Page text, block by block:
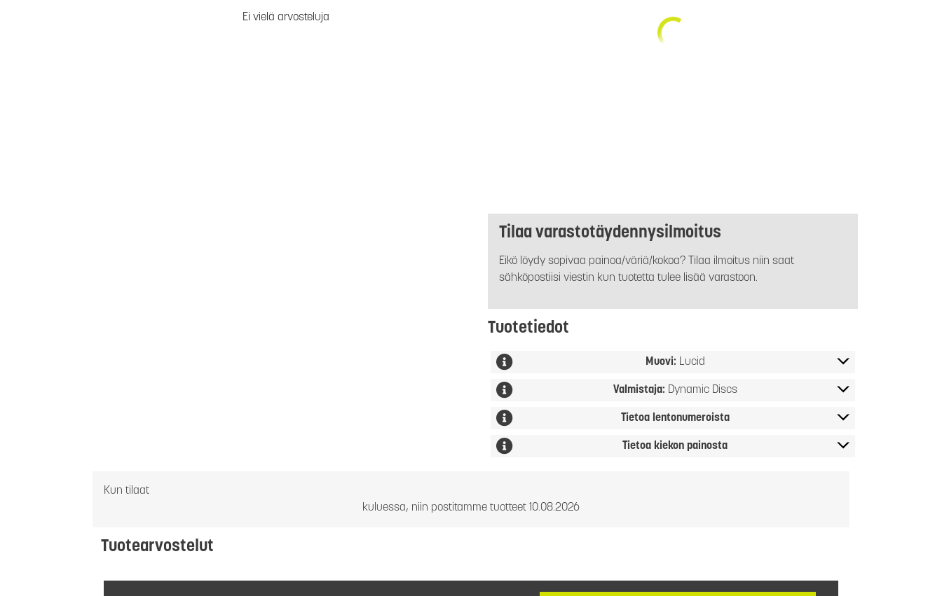
Ei vielä arvosteluja
Tilaa varastotäydennysilmoitus
Eikö löydy sopivaa painoa/väriä/kokoa? Tilaa ilmoitus niin saat
sähköpostiisi viestin kun tuotetta tulee lisää varastoon.
Tuotetiedot
Muovi: Lucid
Valmistaja: Dynamic Discs
Tietoa lentonumeroista
Tietoa kiekon painosta
Kun tilaat
kuluessa, niin postitamme tuotteet 10.08.2026
Tuotearvostelut